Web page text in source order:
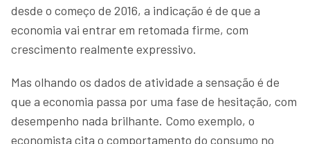
desde o começo de 2016, a indicação é de que a
economia vai entrar em retomada firme, com
crescimento realmente expressivo.
Mas olhando os dados de atividade a sensação é de
que a economia passa por uma fase de hesitação, com
desempenho nada brilhante. Como exemplo, o
economista cita o comportamento do consumo no